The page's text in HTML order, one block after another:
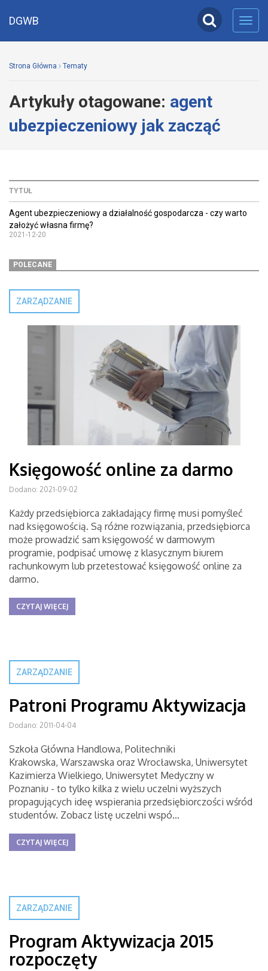
DGWB
Strona Główna Tematy
Artykuły otagowane: agent
ubezpieczeniowy jak zacząć
TYTUŁ
Agent ubezpieczeniowy a działalność gospodarcza - czy warto
założyć własna firmę?
2021-12-20
POLECANE
ZARZĄDZANIE
Księgowość online za darmo
Dodano: 2021-09-02
Każdy przedsiębiorca zakładający firmę musi pomyśleć
nad księgowością. Są różne rozwiązania, przedsiębiorca
może prowadzić sam księgowość w darmowym
programie, podpisać umowę z klasycznym biurem
rachunkowym lub przetestować księgowość online za
darmo.
CZYTAJ WIĘCEJ
ZARZĄDZANIE
Patroni Programu Aktywizacja
Dodano: 2011-04-04
Szkoła Główna Handlowa, Politechniki
Krakowska, Warszawska oraz Wrocławska, Uniwersytet
Kazimierza Wielkiego, Uniwersytet Medyczny w
Poznaniu - to tylko kilka z wielu uczelni wyższych
propagujących ideę wspierania przedsiębiorczości wśród
studentów. Zobacz listę uczelni wspó...
CZYTAJ WIĘCEJ
ZARZĄDZANIE
Program Aktywizacja 2015
rozpoczęty